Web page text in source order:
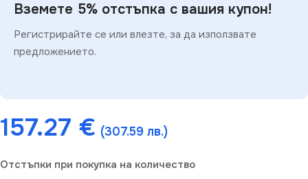
Вземете 5% отстъпка с вашия купон!
Регистрирайте се или влезте, за да използвате
предложението.
157.27 € (307.59 лв.)
Отстъпки при покупка на количество